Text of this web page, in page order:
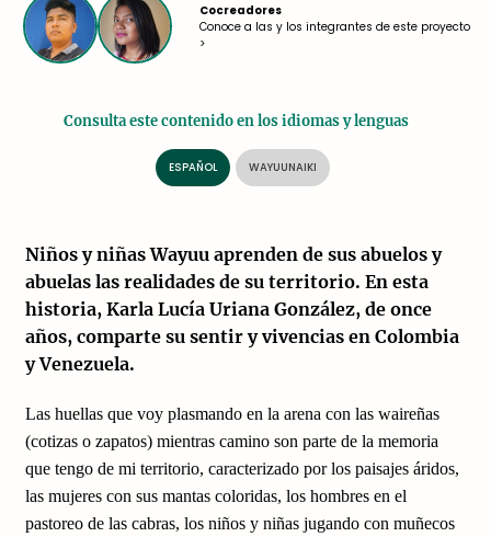
Cocreadores
Conoce a las y los integrantes de este proyecto
>
Consulta este contenido en los idiomas y lenguas
ESPAÑOL WAYUUNAIKI
Niños y niñas Wayuu aprenden de sus abuelos y
abuelas las realidades de su territorio. En esta
historia, Karla Lucía Uriana González, de once
años, comparte su sentir y vivencias en Colombia
y Venezuela.
Las huellas que voy plasmando en la arena con las waireñas
(cotizas o zapatos) mientras camino son parte de la memoria
que tengo de mi territorio, caracterizado por los paisajes áridos,
las mujeres con sus mantas coloridas, los hombres en el
pastoreo de las cabras, los niños y niñas jugando con muñecos